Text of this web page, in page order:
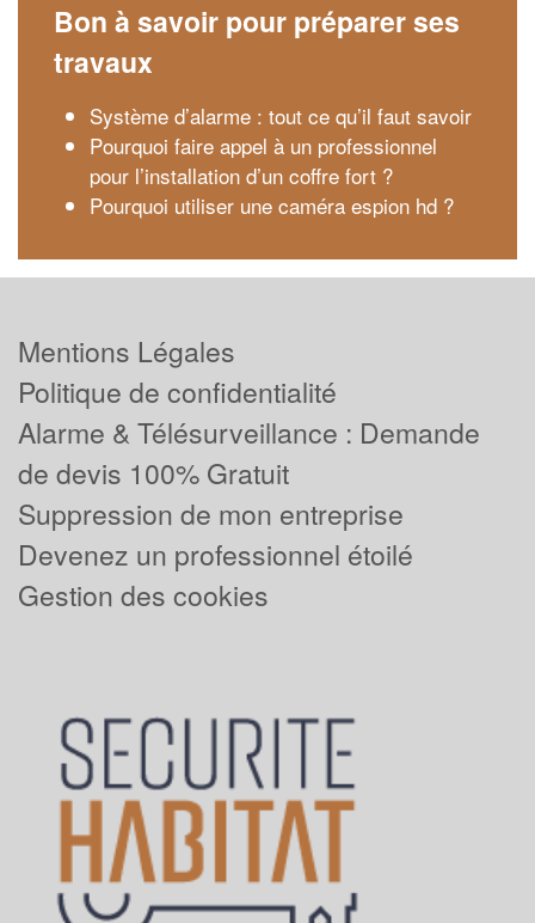
Bon à savoir pour préparer ses
travaux
Système d’alarme : tout ce qu’il faut savoir
Pourquoi faire appel à un professionnel
pour l’installation d’un coffre fort ?
Pourquoi utiliser une caméra espion hd ?
Mentions Légales
Politique de confidentialité
Alarme & Télésurveillance : Demande
de devis 100% Gratuit
Suppression de mon entreprise
Devenez un professionnel étoilé
Gestion des cookies